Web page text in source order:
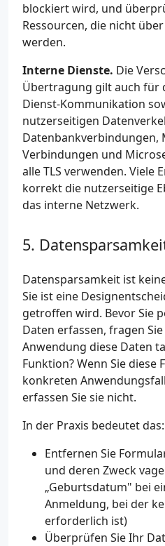
blockiert wird, und
Ressourcen, die nicht über
werden.
Interne Dienste. Die
Übertragung gilt auch für
Dienst-Kommunikation
nutzerseitigen
Datenbankverbindungen,
Verbindungen und
alle TLS verwenden. Viele
korrekt die nutzerseitige
das interne Netzwerk.
Datensparsamkeit ist
Sie ist eine
getroffen wird. Bevor Sie
Daten erfassen, fragen
Anwendung diese Daten
Funktion? Wenn Sie diese
konkreten
erfassen Sie sie nicht.
In der Praxis bedeutet das:
Entfernen Sie
und deren Zweck
„Geburtsdatum" bei
Anmeldung, bei der
erforderlich ist)
Überprüfen Sie Ihr